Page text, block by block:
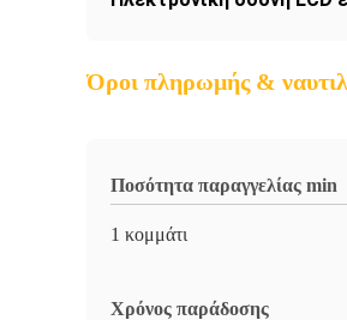
Όροι πληρωμής &
Ποσότητα παραγγελίας min
1 κομμάτι
Χρόνος παράδοσης